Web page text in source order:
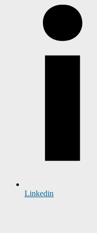
Linkedin